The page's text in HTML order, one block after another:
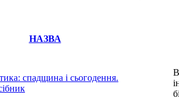
НАЗВА
спадщина і сьогодення.